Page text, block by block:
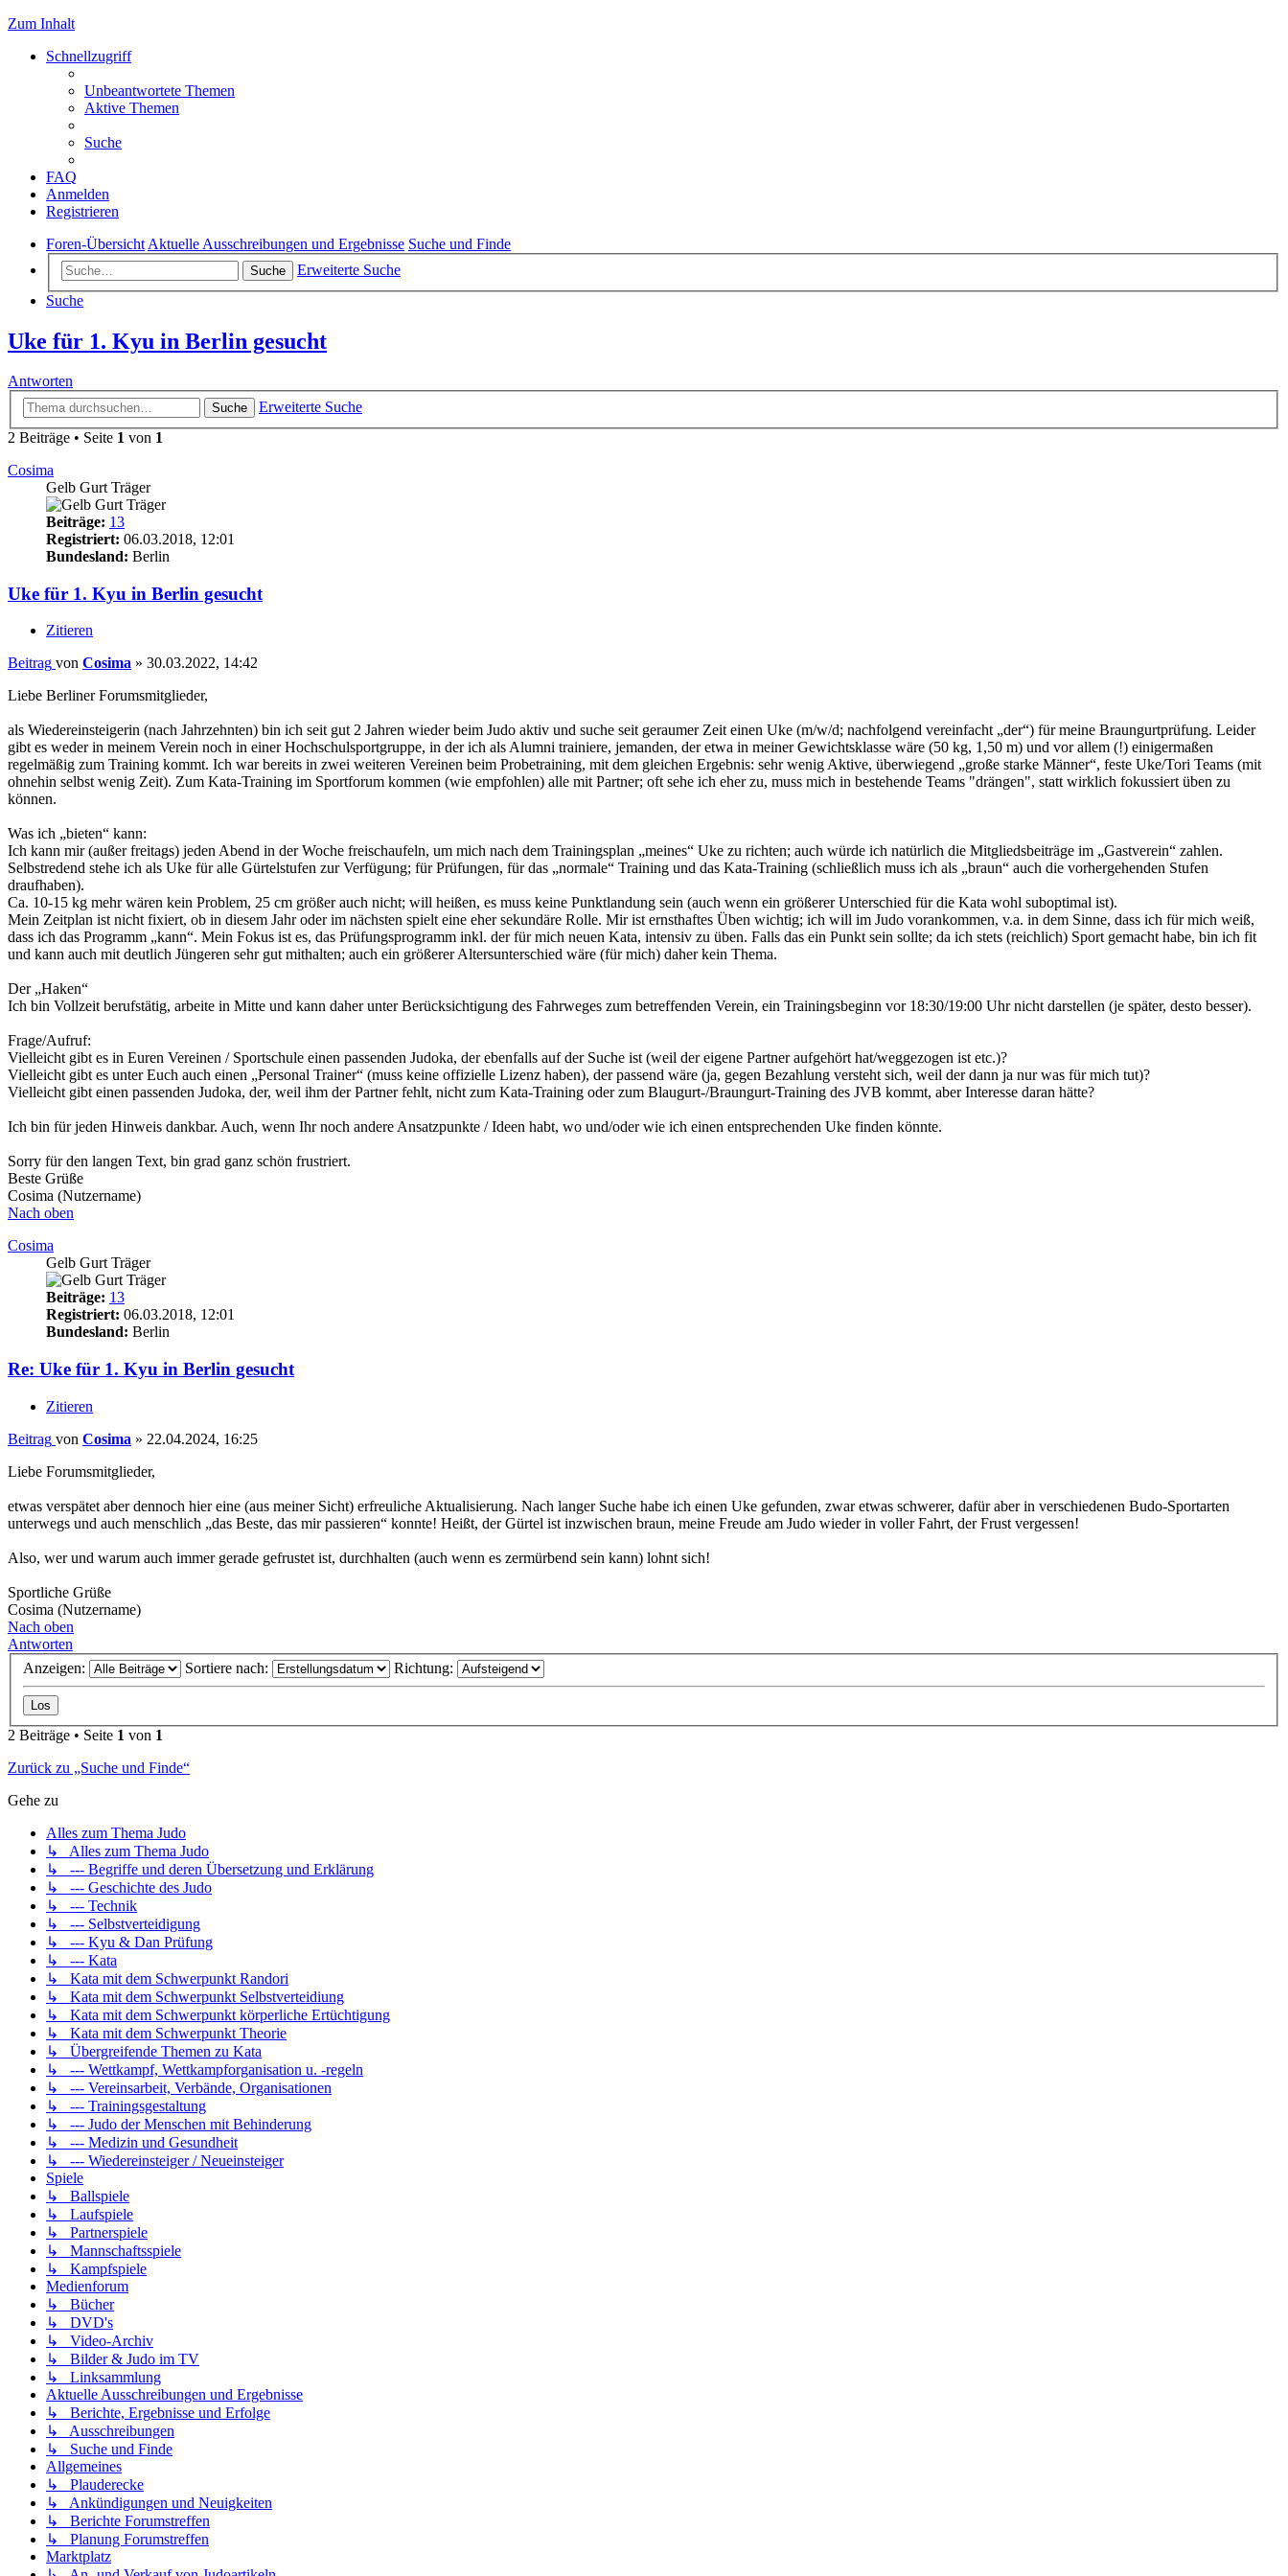
Zum Inhalt
Schnellzugriff
Unbeantwortete Themen
Aktive Themen
Suche
FAQ
Anmelden
Registrieren
Foren-Übersicht Aktuelle Ausschreibungen und Ergebnisse Suche und Finde
Suche
Erweiterte Suche
Suche
Uke für 1. Kyu in Berlin gesucht
Antworten
Suche
Erweiterte Suche
2 Beiträge • Seite 1 von 1
Cosima
Gelb Gurt Träger
Beiträge: 13
Registriert: 06.03.2018, 12:01
Bundesland: Berlin
Uke für 1. Kyu in Berlin gesucht
Zitieren
Beitrag von Cosima » 30.03.2022, 14:42
Liebe Berliner Forumsmitglieder,
als Wiedereinsteigerin (nach Jahrzehnten) bin ich seit gut 2 Jahren wieder beim Judo aktiv und suche seit geraumer Zeit einen Uke (m/w/d; nachfolgend vereinfacht „der“) für meine Braungurtprüfung. Leider
gibt es weder in meinem Verein noch in einer Hochschulsportgruppe, in der ich als Alumni trainiere, jemanden, der etwa in meiner Gewichtsklasse wäre (50 kg, 1,50 m) und vor allem (!) einigermaßen
regelmäßig zum Training kommt. Ich war bereits in zwei weiteren Vereinen beim Probetraining, mit dem gleichen Ergebnis: sehr wenig Aktive, überwiegend „große starke Männer“, feste Uke/Tori Teams (mit
ohnehin selbst wenig Zeit). Zum Kata-Training im Sportforum kommen (wie empfohlen) alle mit Partner; oft sehe ich eher zu, muss mich in bestehende Teams "drängen", statt wirklich fokussiert üben zu
können.
Was ich „bieten“ kann:
Ich kann mir (außer freitags) jeden Abend in der Woche freischaufeln, um mich nach dem Trainingsplan „meines“ Uke zu richten; auch würde ich natürlich die Mitgliedsbeiträge im „Gastverein“ zahlen.
Selbstredend stehe ich als Uke für alle Gürtelstufen zur Verfügung; für Prüfungen, für das „normale“ Training und das Kata-Training (schließlich muss ich als „braun“ auch die vorhergehenden Stufen
draufhaben).
Ca. 10-15 kg mehr wären kein Problem, 25 cm größer auch nicht; will heißen, es muss keine Punktlandung sein (auch wenn ein größerer Unterschied für die Kata wohl suboptimal ist).
Mein Zeitplan ist nicht fixiert, ob in diesem Jahr oder im nächsten spielt eine eher sekundäre Rolle. Mir ist ernsthaftes Üben wichtig; ich will im Judo vorankommen, v.a. in dem Sinne, dass ich für mich weiß,
dass ich das Programm „kann“. Mein Fokus ist es, das Prüfungsprogramm inkl. der für mich neuen Kata, intensiv zu üben. Falls das ein Punkt sein sollte; da ich stets (reichlich) Sport gemacht habe, bin ich fit
und kann auch mit deutlich Jüngeren sehr gut mithalten; auch ein größerer Altersunterschied wäre (für mich) daher kein Thema.
Der „Haken“
Ich bin Vollzeit berufstätig, arbeite in Mitte und kann daher unter Berücksichtigung des Fahrweges zum betreffenden Verein, ein Trainingsbeginn vor 18:30/19:00 Uhr nicht darstellen (je später, desto besser).
Frage/Aufruf:
Vielleicht gibt es in Euren Vereinen / Sportschule einen passenden Judoka, der ebenfalls auf der Suche ist (weil der eigene Partner aufgehört hat/weggezogen ist etc.)?
Vielleicht gibt es unter Euch auch einen „Personal Trainer“ (muss keine offizielle Lizenz haben), der passend wäre (ja, gegen Bezahlung versteht sich, weil der dann ja nur was für mich tut)?
Vielleicht gibt einen passenden Judoka, der, weil ihm der Partner fehlt, nicht zum Kata-Training oder zum Blaugurt-/Braungurt-Training des JVB kommt, aber Interesse daran hätte?
Ich bin für jeden Hinweis dankbar. Auch, wenn Ihr noch andere Ansatzpunkte / Ideen habt, wo und/oder wie ich einen entsprechenden Uke finden könnte.
Sorry für den langen Text, bin grad ganz schön frustriert.
Beste Grüße
Cosima (Nutzername)
Nach oben
Cosima
Gelb Gurt Träger
Beiträge: 13
Registriert: 06.03.2018, 12:01
Bundesland: Berlin
Re: Uke für 1. Kyu in Berlin gesucht
Zitieren
Beitrag von Cosima » 22.04.2024, 16:25
Liebe Forumsmitglieder,
etwas verspätet aber dennoch hier eine (aus meiner Sicht) erfreuliche Aktualisierung. Nach langer Suche habe ich einen Uke gefunden, zwar etwas schwerer, dafür aber in verschiedenen Budo-Sportarten
unterwegs und auch menschlich „das Beste, das mir passieren“ konnte! Heißt, der Gürtel ist inzwischen braun, meine Freude am Judo wieder in voller Fahrt, der Frust vergessen!
Also, wer und warum auch immer gerade gefrustet ist, durchhalten (auch wenn es zermürbend sein kann) lohnt sich!
Sportliche Grüße
Cosima (Nutzername)
Nach oben
Antworten
Anzeigen:
Sortiere nach: Richtung:
2 Beiträge • Seite 1 von 1
Zurück zu „Suche und Finde“
Gehe zu
Alles zum Thema Judo
↳ Alles zum Thema Judo
↳ --- Begriffe und deren Übersetzung und Erklärung
↳ --- Geschichte des Judo
↳ --- Technik
↳ --- Selbstverteidigung
↳ --- Kyu & Dan Prüfung
↳ --- Kata
↳ Kata mit dem Schwerpunkt Randori
↳ Kata mit dem Schwerpunkt Selbstverteidiung
↳ Kata mit dem Schwerpunkt körperliche Ertüchtigung
↳ Kata mit dem Schwerpunkt Theorie
↳ Übergreifende Themen zu Kata
↳ --- Wettkampf, Wettkampforganisation u. -regeln
↳ --- Vereinsarbeit, Verbände, Organisationen
↳ --- Trainingsgestaltung
↳ --- Judo der Menschen mit Behinderung
↳ --- Medizin und Gesundheit
↳ --- Wiedereinsteiger / Neueinsteiger
Spiele
↳ Ballspiele
↳ Laufspiele
↳ Partnerspiele
↳ Mannschaftsspiele
↳ Kampfspiele
Medienforum
↳ Bücher
↳ DVD's
↳ Video-Archiv
↳ Bilder & Judo im TV
↳ Linksammlung
Aktuelle Ausschreibungen und Ergebnisse
↳ Berichte, Ergebnisse und Erfolge
↳ Ausschreibungen
↳ Suche und Finde
Allgemeines
↳ Plauderecke
↳ Ankündigungen und Neuigkeiten
↳ Berichte Forumstreffen
↳ Planung Forumstreffen
Marktplatz